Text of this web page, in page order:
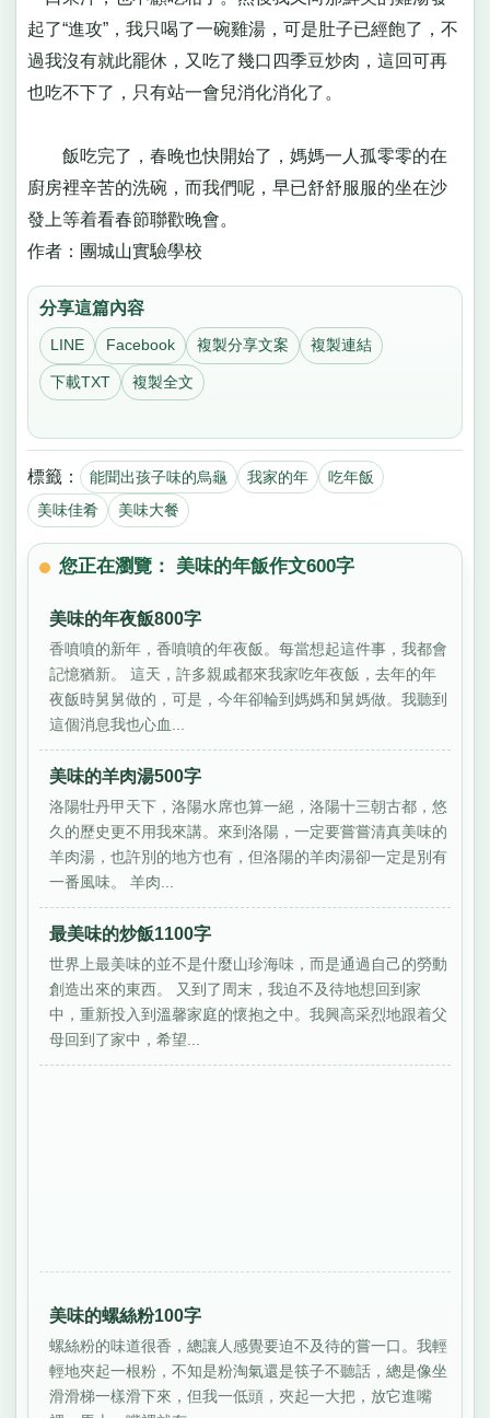
起了“進攻”，我只喝了一碗雞湯，可是肚子已經飽了，不
過我沒有就此罷休，又吃了幾口四季豆炒肉，這回可再
也吃不下了，只有站一會兒消化消化了。
飯吃完了，春晚也快開始了，媽媽一人孤零零的在
廚房裡辛苦的洗碗，而我們呢，早已舒舒服服的坐在沙
發上等着看春節聯歡晚會。
作者：團城山實驗學校
分享這篇內容
LINE Facebook 複製分享文案 複製連結
下載TXT 複製全文
標籤： 能聞出孩子味的烏龜 我家的年
吃年飯
美味佳肴
美味大餐
您正在瀏覽： 美味的年飯作文600字
美味的年夜飯800字
香噴噴的新年，香噴噴的年夜飯。每當想起這件事，我都會
記憶猶新。 這天，許多親戚都來我家吃年夜飯，去年的年
夜飯時舅舅做的，可是，今年卻輪到媽媽和舅媽做。我聽到
這個消息我也心血...
美味的羊肉湯500字
洛陽牡丹甲天下，洛陽水席也算一絕，洛陽十三朝古都，悠
久的歷史更不用我來講。來到洛陽，一定要嘗嘗清真美味的
羊肉湯，也許別的地方也有，但洛陽的羊肉湯卻一定是別有
一番風味。 羊肉...
最美味的炒飯1100字
世界上最美味的並不是什麼山珍海味，而是通過自己的勞動
創造出來的東西。 又到了周末，我迫不及待地想回到家
中，重新投入到溫馨家庭的懷抱之中。我興高采烈地跟着父
母回到了家中，希望...
美味的螺絲粉100字
螺絲粉的味道很香，總讓人感覺要迫不及待的嘗一口。我輕
輕地夾起一根粉，不知是粉淘氣還是筷子不聽話，總是像坐
滑滑梯一樣滑下來，但我一低頭，夾起一大把，放它進嘴